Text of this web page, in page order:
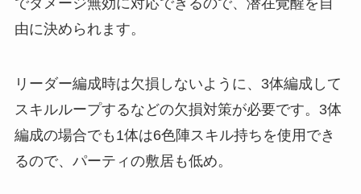
でダメージ無効に対応できるので、潜在覚醒を自
由に決められます。
リーダー編成時は欠損しないように、3体編成して
スキルループするなどの欠損対策が必要です。3体
編成の場合でも1体は6色陣スキル持ちを使用でき
るので、パーティの敷居も低め。